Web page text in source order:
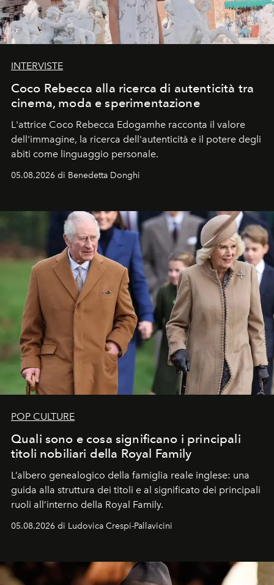
INTERVISTE
Coco Rebecca alla ricerca di autenticità tra
cinema, moda e sperimentazione
L'attrice Coco Rebecca Edogamhe racconta il valore
dell'immagine, la ricerca dell'autenticità e il potere degli
abiti come linguaggio personale.
05.08.2026 di Benedetta Donghi
POP CULTURE
Quali sono e cosa significano i principali
titoli nobiliari della Royal Family
L’albero genealogico della famiglia reale inglese: una
guida alla struttura dei titoli e al significato dei principali
ruoli all’interno della Royal Family.
05.08.2026 di Ludovica Crespi-Pallavicini